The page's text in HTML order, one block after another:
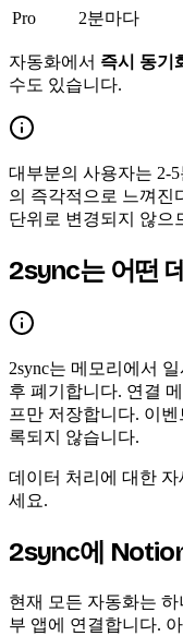
Pro
2분마다
자동화에서 즉시 동기
수도 있습니다.
대부분의 사용자는 2-
의 즉각적으로 느껴진
단위로 변경되지 않으
2sync는 어떤
2sync는 메모리에서
후 폐기합니다. 연결
프만 저장합니다. 이
록되지 않습니다.
데이터 처리에 대한
세요.
2sync에
현재 모든 자동화는
부 앱에 연결합니다.